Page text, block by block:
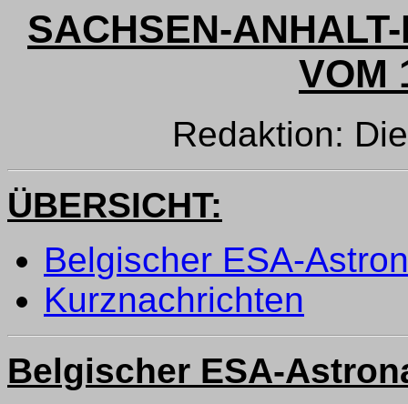
SACHSEN-
VOM
Redaktion:
ÜBERSICHT:
Belgischer ESA-
Kurznachrichten
Belgischer ESA-